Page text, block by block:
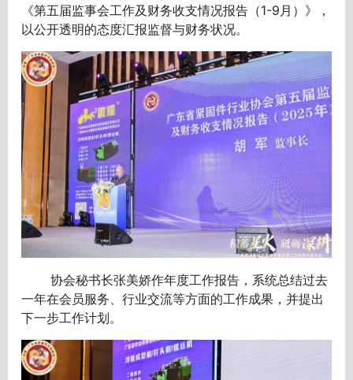
《第五届监事会工作及财务收支情况报告（1-9月）》，
以公开透明的态度汇报监督与财务状况。
协会秘书长张美娇作年度工作报告，系统总结过去
一年在会员服务、行业交流等方面的工作成果，并提出
下一步工作计划。